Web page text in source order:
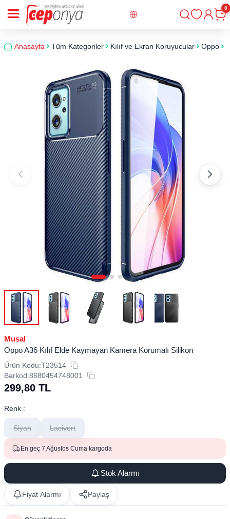
Giriş
0
Anasayfa Tüm Kategoriler Kılıf ve Ekran Koruyucular Oppo
Musal
Oppo A36 Kılıf Elde Kaymayan Kamera Korumalı Silikon
Ürün Kodu:T23514
Barkod:8680454748001
299,80 TL
Renk :
Siyah Lacivert
En geç 7 Ağustos Cuma kargoda
Stok Alarmı
Fiyat Alarmı Paylaş